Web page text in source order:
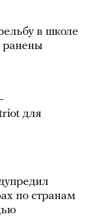
в школе
ранены
для
по странам